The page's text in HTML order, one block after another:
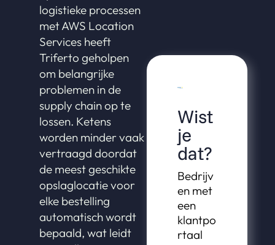
logistieke processen
met AWS Location
Services heeft
Triferto geholpen
om belangrijke
problemen in de
supply chain op te
lossen. Ketens
worden minder vaak
vertraagd doordat
de meest geschikte
opslaglocatie voor
elke bestelling
automatisch wordt
bepaald, wat leidt
Wist
je
dat?
Bedrijv
en met
een
klantpo
rtaal